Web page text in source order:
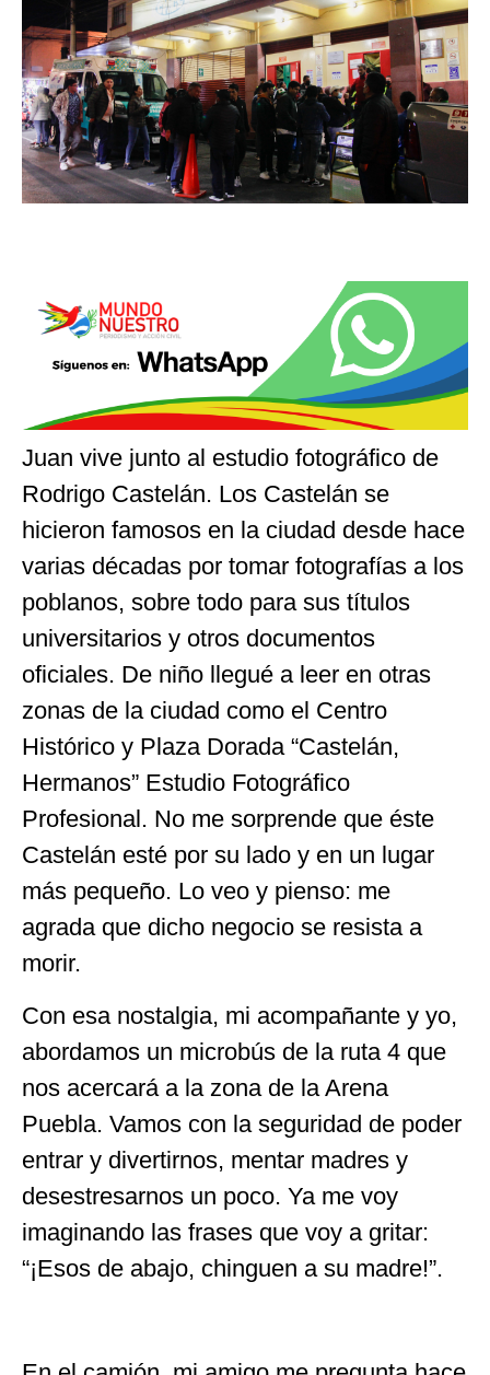
Juan vive junto al estudio fotográfico de
Rodrigo Castelán. Los Castelán se
hicieron famosos en la ciudad desde hace
varias décadas por tomar fotografías a los
poblanos, sobre todo para sus títulos
universitarios y otros documentos
oficiales. De niño llegué a leer en otras
zonas de la ciudad como el Centro
Histórico y Plaza Dorada “Castelán,
Hermanos” Estudio Fotográfico
Profesional. No me sorprende que éste
Castelán esté por su lado y en un lugar
más pequeño. Lo veo y pienso: me
agrada que dicho negocio se resista a
morir.
Con esa nostalgia, mi acompañante y yo,
abordamos un microbús de la ruta 4 que
nos acercará a la zona de la Arena
Puebla. Vamos con la seguridad de poder
entrar y divertirnos, mentar madres y
desestresarnos un poco. Ya me voy
imaginando las frases que voy a gritar:
“¡Esos de abajo, chinguen a su madre!”.